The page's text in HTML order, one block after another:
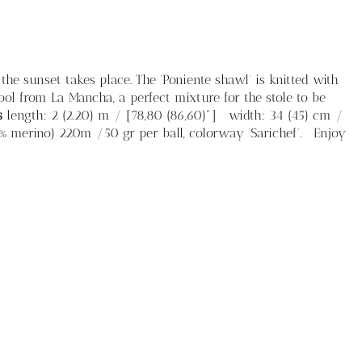
sunset takes place. The 'Poniente shawl' is knitted with
from La Mancha, a perfect mixture for the stole to be
length: 2 (2.20) m / [78,80 (86,60)"] width: 34 (45) cm /
merino) 220m /50 gr per ball, colorway 'Sarichef'. Enjoy